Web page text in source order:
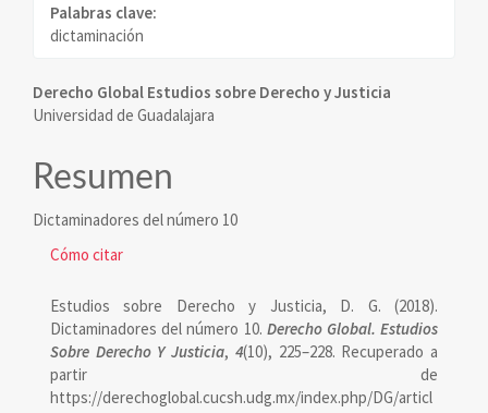
Palabras clave:
dictaminación
Contenido
del
artículo
Derecho Global Estudios sobre Derecho y Justicia
Universidad de Guadalajara
Resumen
Dictaminadores del número 10
Detalles
artículo
Cómo citar
Estudios sobre Derecho y Justicia, D. G. (2018).
Dictaminadores del número 10. Derecho Global. Estudios
Sobre Derecho Y Justicia, 4(10), 225–228. Recuperado a
partir de
https://derechoglobal.cucsh.udg.mx/index.php/DG/articl